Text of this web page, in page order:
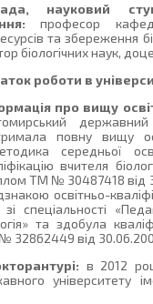
науковий
професор
та збереження
біологічних наук,
роботи в
про вищу
повну вищу
середньої
вчителя
ТМ № 30487418 від
освітньо-
зі спеціальності
та здобула
32862449 від
в 2012
університету